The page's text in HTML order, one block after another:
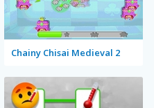
Chainy Chisai Medieval 2